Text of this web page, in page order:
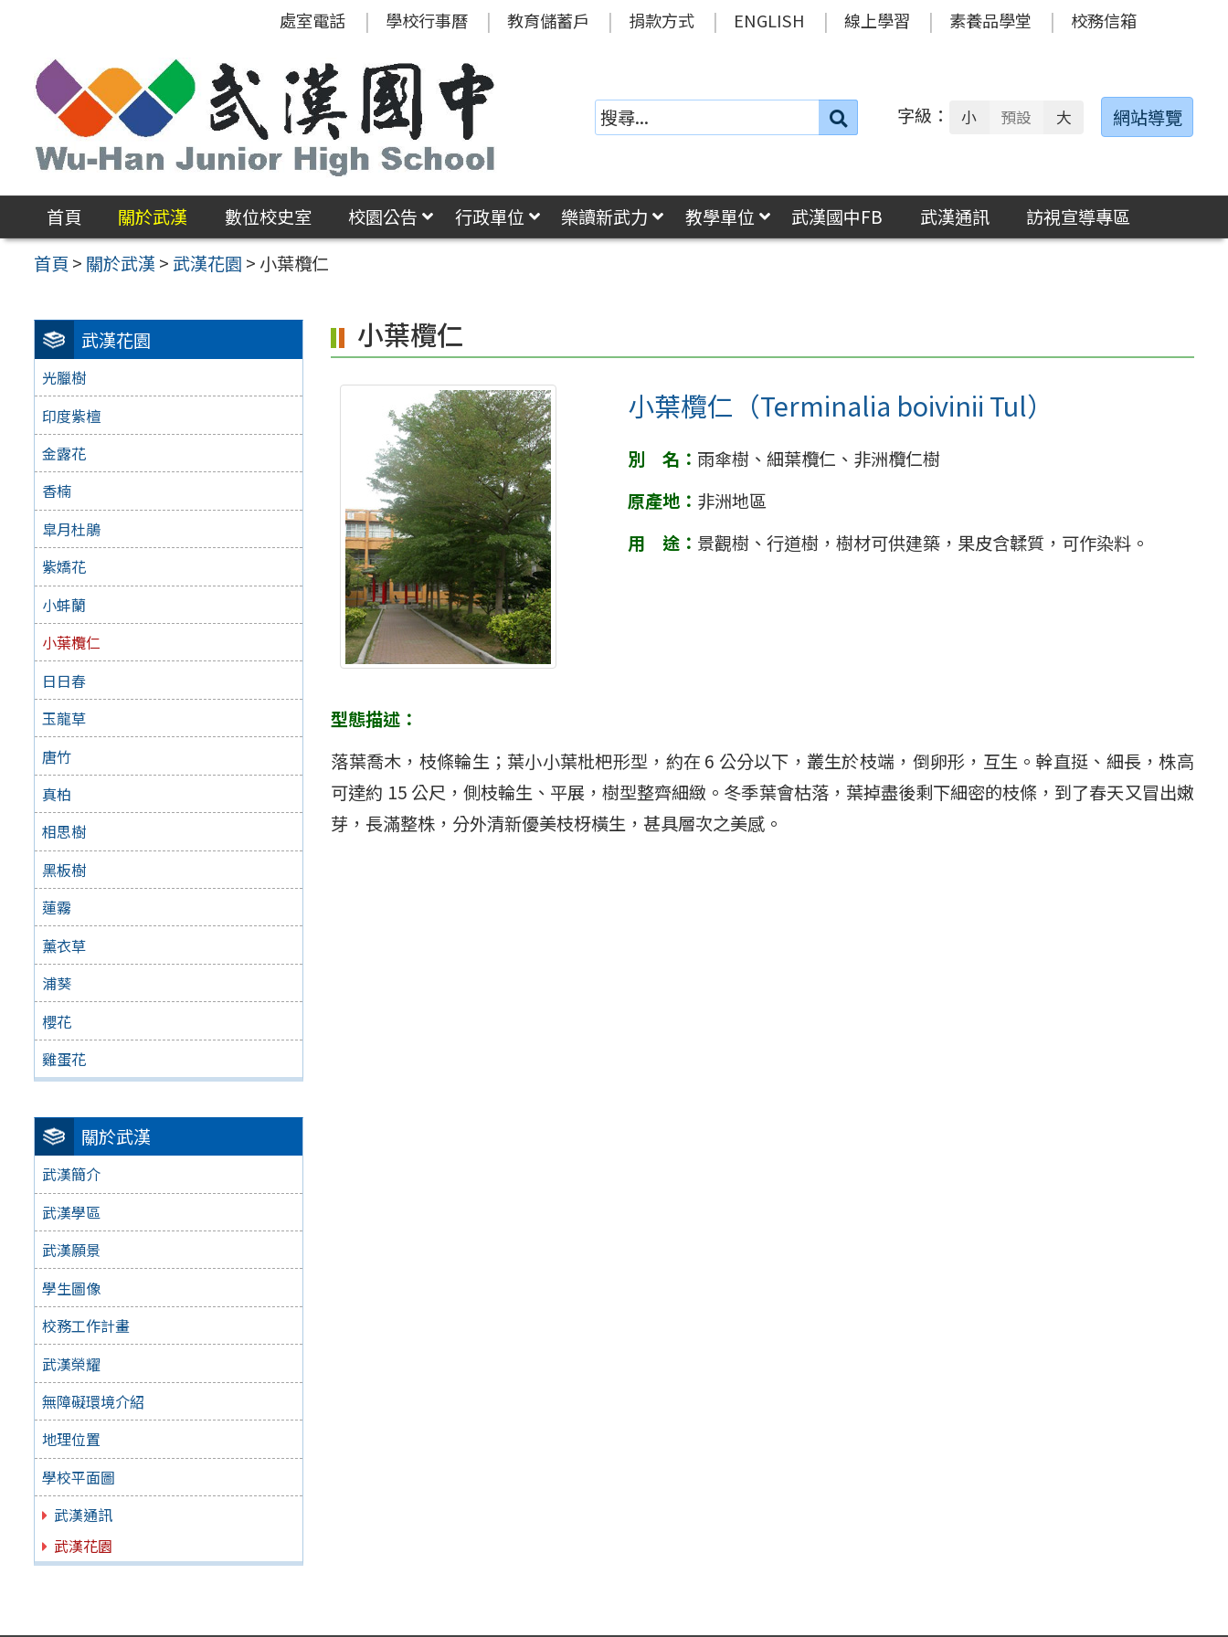
區
處室電話 學校行事曆 教育儲蓄戶 捐款方式 ENGLISH 線上學習 素養品學堂 校務信箱
搜
字級： 小 預設 大 網站導覽
首頁 關於武漢 數位校史室 校園公告 行政單位 樂讀新武力 教學單位 武漢國中FB 武漢通訊
訪視宣導專區
首頁 > 關於武漢 > 武漢花園 > 小葉欖仁
武漢花園
光臘樹
印度紫檀
金露花
香楠
皐月杜鵑
紫嬌花
小蚌蘭
小葉欖仁
日日春
玉龍草
唐竹
真柏
相思樹
黑板樹
蓮霧
薰衣草
浦葵
櫻花
雞蛋花
關於武漢
武漢簡介
武漢學區
武漢願景
學生圖像
校務工作計畫
武漢榮耀
無障礙環境介紹
地理位置
學校平面圖
武漢通訊
武漢花園
小葉欖仁
小葉欖仁（Terminalia boivinii Tul）
別 名： 雨傘樹、細葉欖仁、非洲欖仁樹
原產地： 非洲地區
用 途： 景觀樹、行道樹，樹材可供建築，果皮含韖質，可作染料。
型態描述：
落葉喬木，枝條輪生；葉小小葉枇杷形型，約在 6 公分以下，叢生於枝端，倒卵形，互生。幹直挺、細長，株高
可達約 15 公尺，側枝輪生、平展，樹型整齊細緻。冬季葉會枯落，葉掉盡後剩下細密的枝條，到了春天又冒出嫩
芽，長滿整株，分外清新優美枝枒橫生，甚具層次之美感。